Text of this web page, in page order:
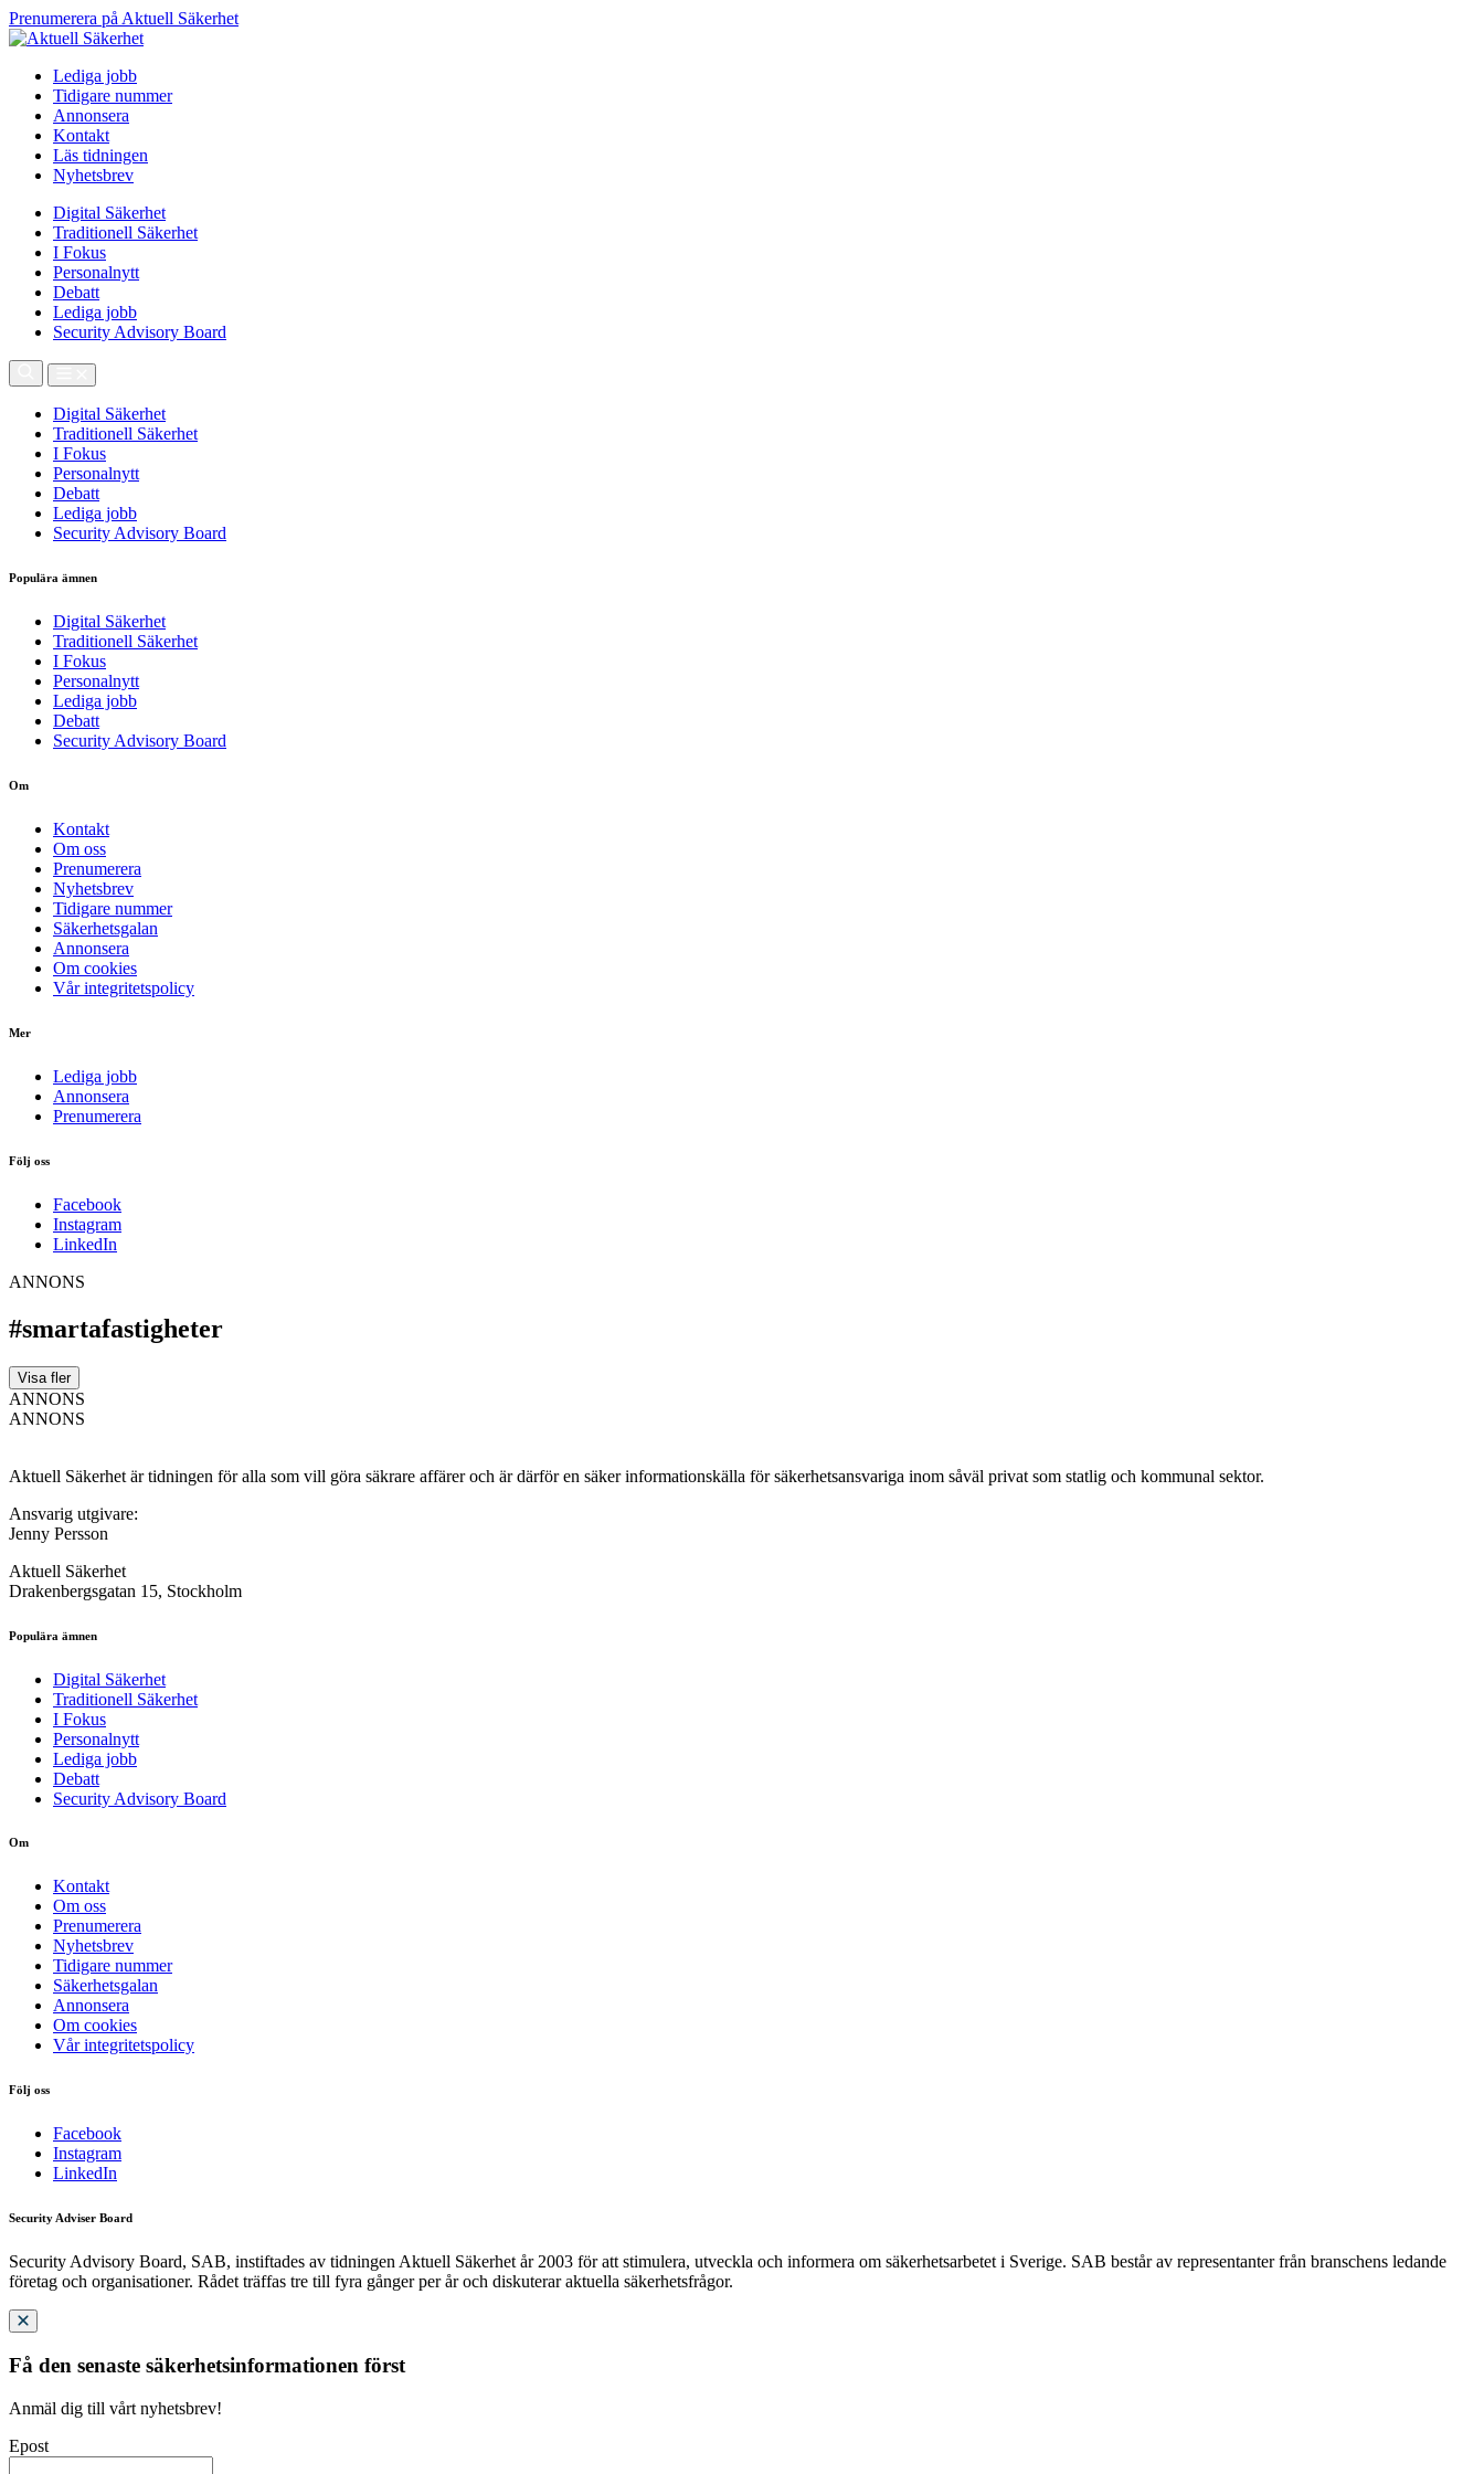
Prenumerera på Aktuell Säkerhet
Lediga jobb
Tidigare nummer
Annonsera
Kontakt
Läs tidningen
Nyhetsbrev
Digital Säkerhet
Traditionell Säkerhet
I Fokus
Personalnytt
Debatt
Lediga jobb
Security Advisory Board
Digital Säkerhet
Traditionell Säkerhet
I Fokus
Personalnytt
Debatt
Lediga jobb
Security Advisory Board
Populära ämnen
Digital Säkerhet
Traditionell Säkerhet
I Fokus
Personalnytt
Lediga jobb
Debatt
Security Advisory Board
Om
Kontakt
Om oss
Prenumerera
Nyhetsbrev
Tidigare nummer
Säkerhetsgalan
Annonsera
Om cookies
Vår integritetspolicy
Mer
Lediga jobb
Annonsera
Prenumerera
Följ oss
Facebook
Instagram
LinkedIn
ANNONS
#smartafastigheter
Visa fler
ANNONS
ANNONS
Aktuell Säkerhet är tidningen för alla som vill göra säkrare affärer och är därför en säker informationskälla för säkerhets­ansvariga inom såväl privat som statlig och kommunal sektor.
Ansvarig utgivare:
Jenny Persson
Aktuell Säkerhet
Drakenbergsgatan 15, Stockholm
Populära ämnen
Digital Säkerhet
Traditionell Säkerhet
I Fokus
Personalnytt
Lediga jobb
Debatt
Security Advisory Board
Om
Kontakt
Om oss
Prenumerera
Nyhetsbrev
Tidigare nummer
Säkerhetsgalan
Annonsera
Om cookies
Vår integritetspolicy
Följ oss
Facebook
Instagram
LinkedIn
Security Adviser Board
Security Advisory Board, SAB, instiftades av tidningen Aktuell Säkerhet år 2003 för att stimulera, utveckla och informera om säkerhetsarbetet i Sverige. SAB består av representanter från branschens ledande
företag och organisationer. Rådet träffas tre till fyra gånger per år och diskuterar aktuella säkerhetsfrågor.
Få den senaste säkerhetsinformationen först
Anmäl dig till vårt nyhetsbrev!
Epost